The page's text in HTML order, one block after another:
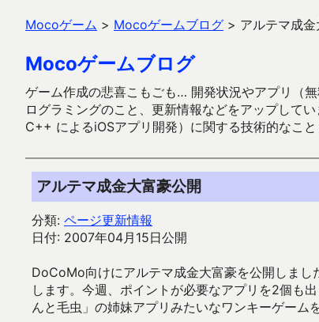
Mocoゲーム > Mocoゲームブログ > アルテマ成
Mocoゲームブログ
ゲーム作成の悲喜こもごも… 開発状況やアプリ（
ログラミングのこと、更新情報などをアップして
C++ によるiOSアプリ開発）に関する技術的なこと
アルテマ成金大富豪公開
分類: ページ更新情報
日付: 2007年04月15日公開
DoCoMo向けにアルテマ成金大富豪を公開しま
します。今週、ポイントが必要なアプリを2個も
んと毛虫」の姉妹アプリみたいなワンキーゲーム